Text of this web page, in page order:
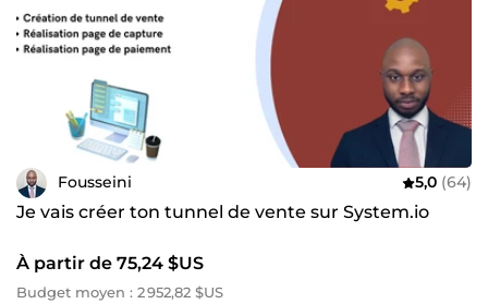
Fousseini 5,0 (64)
Je vais créer ton tunnel de vente sur System.io
À partir de 75,24 $US
Budget moyen : 2 952,82 $US